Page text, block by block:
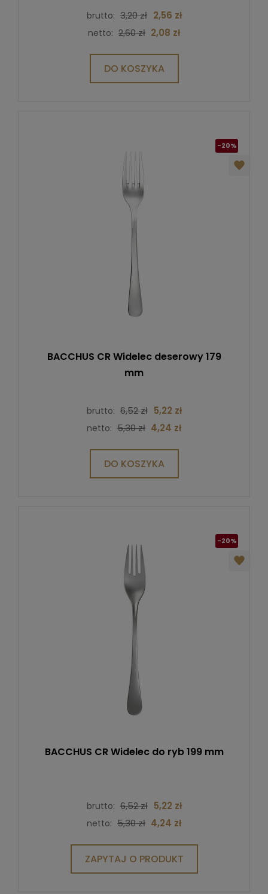
brutto: 3,20 zł 2,56 zł
netto: 2,60 zł 2,08 zł
DO KOSZYKA
-20%
BACCHUS CR Widelec deserowy 179
mm
brutto: 6,52 zł 5,22 zł
netto: 5,30 zł 4,24 zł
DO KOSZYKA
-20%
BACCHUS CR Widelec do ryb 199 mm
brutto: 6,52 zł 5,22 zł
netto: 5,30 zł 4,24 zł
ZAPYTAJ O PRODUKT